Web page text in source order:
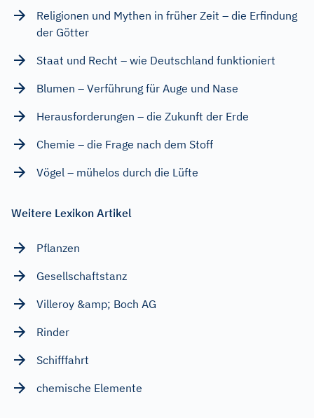
Religionen und Mythen in früher Zeit – die Erfindung
der Götter
Staat und Recht – wie Deutschland funktioniert
Blumen – Verführung für Auge und Nase
Herausforderungen – die Zukunft der Erde
Chemie – die Frage nach dem Stoff
Vögel – mühelos durch die Lüfte
Weitere Lexikon Artikel
Pflanzen
Gesellschaftstanz
Villeroy &amp; Boch AG
Rinder
Schifffahrt
chemische Elemente